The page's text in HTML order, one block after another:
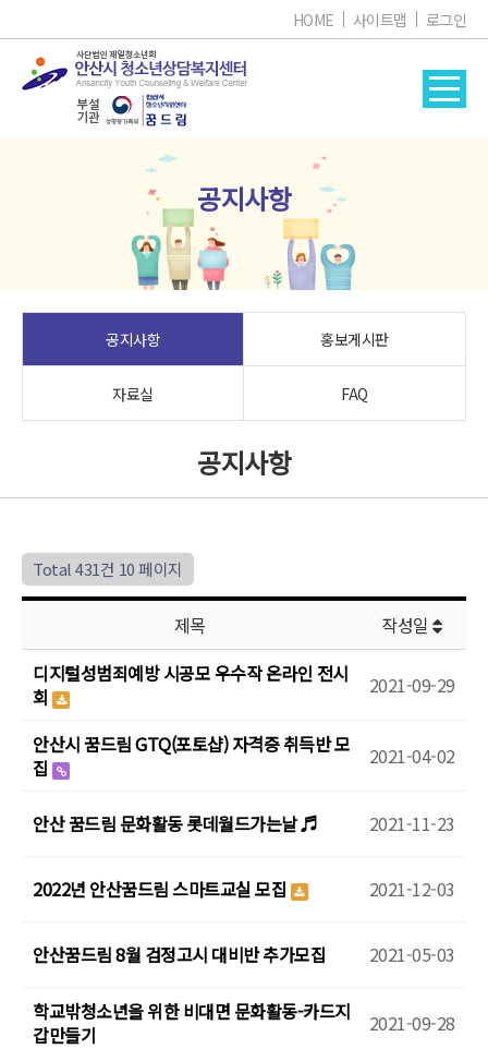
HOME 사이트맵 로그인
공지사항
공지사항 홍보게시판
자료실 FAQ
공지사항
Total 431건 10 페이지
제목
작성일
디지털성범죄예방 시공모 우수작 온라인 전시
회
2021-09-29
안산시 꿈드림 GTQ(포토샵) 자격증 취득반 모
집
2021-04-02
안산 꿈드림 문화활동 롯데월드가는날 ♬ 2021-11-23
2022년 안산꿈드림 스마트교실 모집 2021-12-03
안산꿈드림 8월 검정고시 대비반 추가모집 2021-05-03
학교밖청소년을 위한 비대면 문화활동-카드지
갑만들기
2021-09-28